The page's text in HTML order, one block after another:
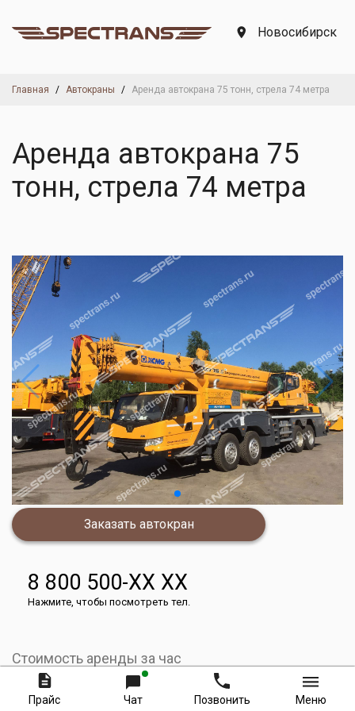
Новосибирск
Главная Автокраны Аренда автокрана 75 тонн, стрела 74 метра
Аренда автокрана 75
тонн, стрела 74 метра
Заказать автокран
8 800 500-XX XX
Нажмите, чтобы посмотреть тел.
Стоимость аренды за час
7 500
Прайс Чат Позвонить Меню